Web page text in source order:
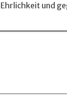
und